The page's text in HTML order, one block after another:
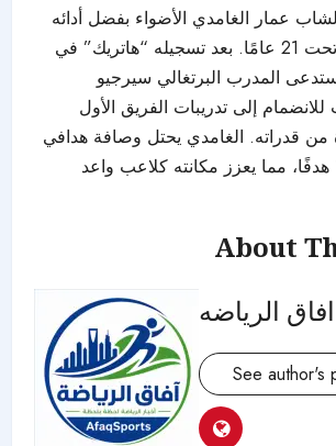
عمار الغامدي الأضواء بفضل أدائه
اللافت مع فريق تحت 21 عامًا. بعد تسجيله “هاتريك” في
المدرب البرتغالي سيرجيو
إلى تدريبات الفريق الأول
من قدراته. الغامدي يحتل وصافة هدافي
دوري النخبة بـ 11 هدفًا، مما يعزز مكانته كلاعب واعد
About
افاق الرياضه
See author's